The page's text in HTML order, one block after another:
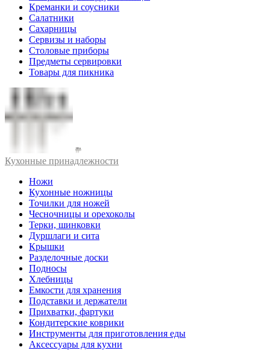
Креманки и соусники
Салатники
Сахарницы
Сервизы и наборы
Столовые приборы
Предметы сервировки
Товары для пикника
Кухонные принадлежности
Ножи
Кухонные ножницы
Точилки для ножей
Чесночницы и орехоколы
Терки, шинковки
Дуршлаги и сита
Крышки
Разделочные доски
Подносы
Хлебницы
Емкости для хранения
Подставки и держатели
Прихватки, фартуки
Кондитерские коврики
Инструменты для приготовления еды
Аксессуары для кухни